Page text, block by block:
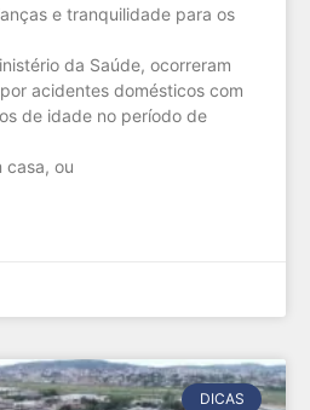
e tranquilidade para os
da Saúde, ocorreram
acidentes domésticos com
de idade no período de
casa, ou
DICAS